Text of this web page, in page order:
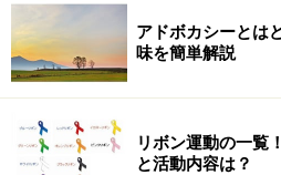
アドボカシーとは
味を簡単解説
リボン運動の一覧
と活動内容は？